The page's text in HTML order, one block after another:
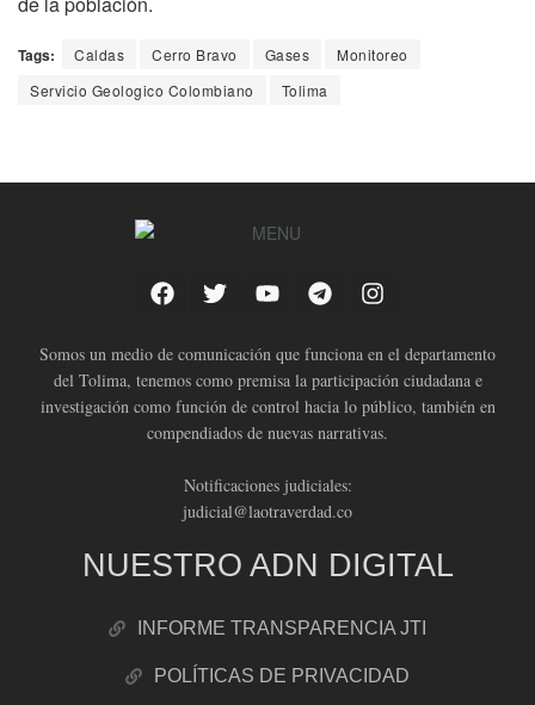
Tags: Caldas Cerro Bravo Gases
Monitoreo
Servicio Geologico Colombiano
Tolima
Somos un medio de comunicación que funciona en el departamento
del Tolima, tenemos como premisa la participación ciudadana e
investigación como función de control hacia lo público, también en
compendiados de nuevas narrativas.
Notificaciones judiciales:
judicial@laotraverdad.co
NUESTRO ADN DIGITAL
INFORME TRANSPARENCIA JTI
POLÍTICAS DE PRIVACIDAD